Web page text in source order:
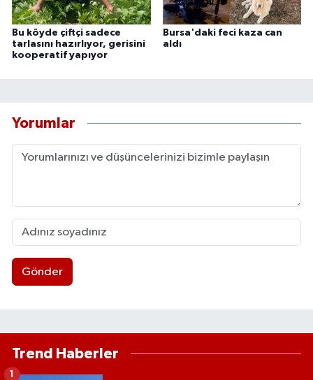
Bu köyde çiftçi sadece
tarlasını hazırlıyor, gerisini
kooperatif yapıyor
Bursa'daki feci kaza can
aldı
Yorumlar
Gönder
Trend Haberler
1